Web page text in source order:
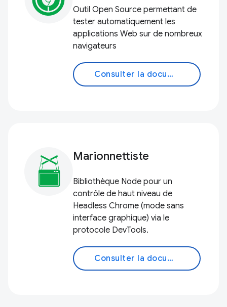
Outil Open Source permettant de
tester automatiquement les
applications Web sur de nombreux
navigateurs
Consulter la documentation
Marionnettiste
Bibliothèque Node pour un
contrôle de haut niveau de
Headless Chrome (mode sans
interface graphique) via le
protocole DevTools.
Consulter la documentation